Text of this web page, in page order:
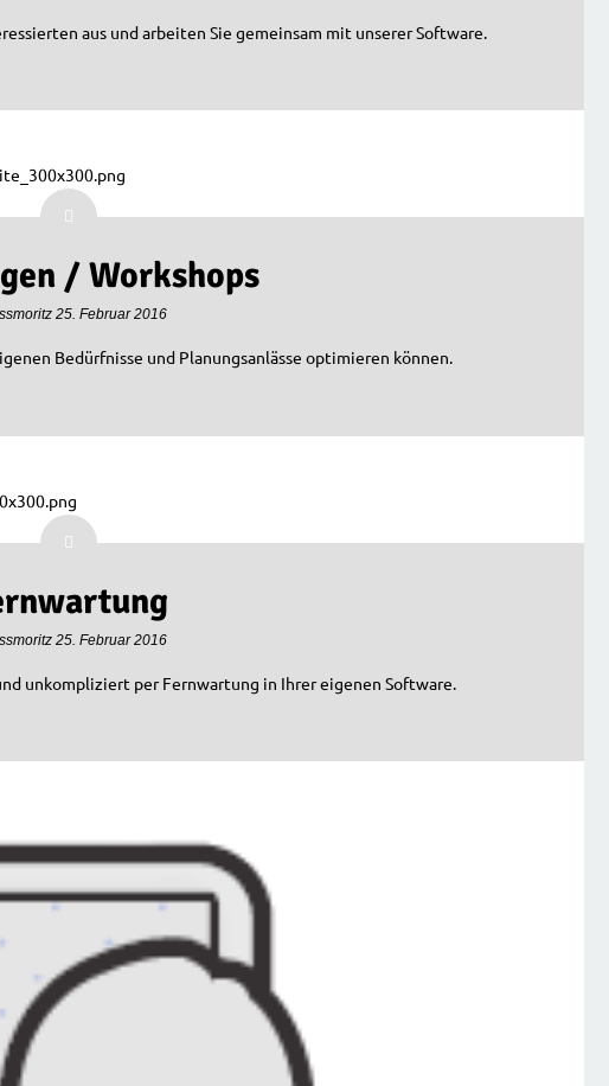
aus und arbeiten Sie gemeinsam mit unserer Software.
/ Workshops
25. Februar 2016
Bedürfnisse und Planungsanlässe optimieren können.
25. Februar 2016
unkompliziert per Fernwartung in Ihrer eigenen Software.